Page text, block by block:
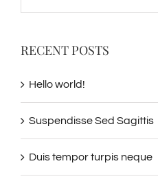
RECENT POSTS
Hello world!
Suspendisse Sed Sagittis
Duis tempor turpis neque